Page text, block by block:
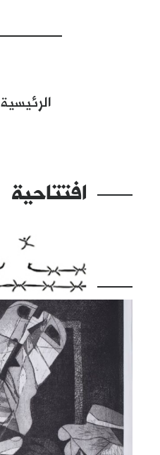
الرئيسية
افتتاحية